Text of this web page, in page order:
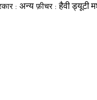
: अन्य फ़ीचर : हैवी ड्यूटी